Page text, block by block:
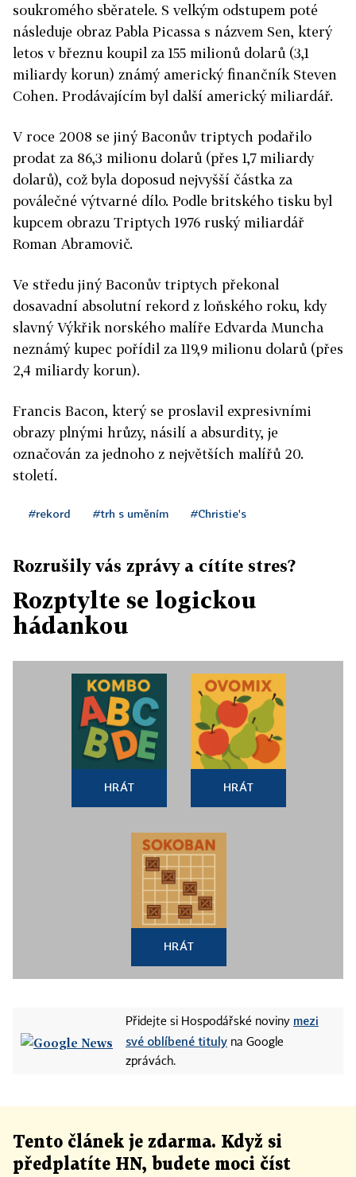
soukromého sběratele. S velkým odstupem poté
následuje obraz Pabla Picassa s názvem Sen, který
letos v březnu koupil za 155 milionů dolarů (3,1
miliardy korun) známý americký finančník Steven
Cohen. Prodávajícím byl další americký miliardář.
V roce 2008 se jiný Baconův triptych podařilo
prodat za 86,3 milionu dolarů (přes 1,7 miliardy
dolarů), což byla doposud nejvyšší částka za
poválečné výtvarné dílo. Podle britského tisku byl
kupcem obrazu Triptych 1976 ruský miliardář
Roman Abramovič.
Ve středu jiný Baconův triptych překonal
dosavadní absolutní rekord z loňského roku, kdy
slavný Výkřik norského malíře Edvarda Muncha
neznámý kupec pořídil za 119,9 milionu dolarů (přes
2,4 miliardy korun).
Francis Bacon, který se proslavil expresivními
obrazy plnými hrůzy, násilí a absurdity, je
označován za jednoho z největších malířů 20.
století.
#rekord #trh s uměním #Christie's
Rozrušily vás zprávy a cítíte stres?
Rozptylte se logickou
hádankou
HRÁT HRÁT
HRÁT
Přidejte si Hospodářské noviny mezi
své oblíbené tituly na Google
zprávách.
Tento článek je zdarma. Když si
předplatíte HN, budete moci číst